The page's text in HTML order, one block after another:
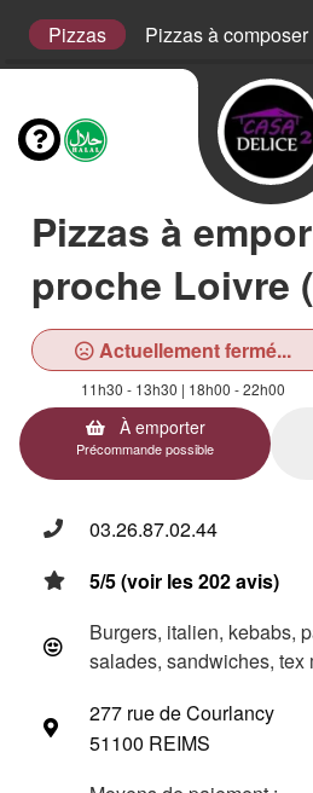
Pizzas Pizzas à composer
Pizzas à
proche Loivre
Actuellement fermé...
11h30 - 13h30 | 18h00 - 22h00
À emporter
Précommande possible
03.26.87.02.44
5/5 (voir les 202 avis)
Burgers, italien, kebabs,
salades, sandwiches, tex
277 rue de Courlancy
51100 REIMS